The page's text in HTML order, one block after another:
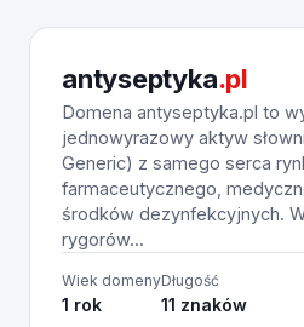
antyseptyka.pl
Domena antyseptyka.pl to
jednowyrazowy aktyw
Generic) z samego serca
farmaceutycznego,
środków dezynfekcyjnych.
rygorów...
Wiek domeny
1 rok
Długość
11 znaków